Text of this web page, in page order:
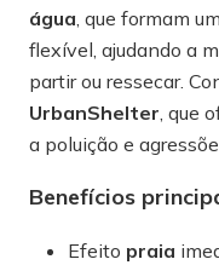
água, que formam
flexível, ajudando a
partir ou ressecar.
UrbanShelter, que
a poluição e
Benefícios
Efeito praia